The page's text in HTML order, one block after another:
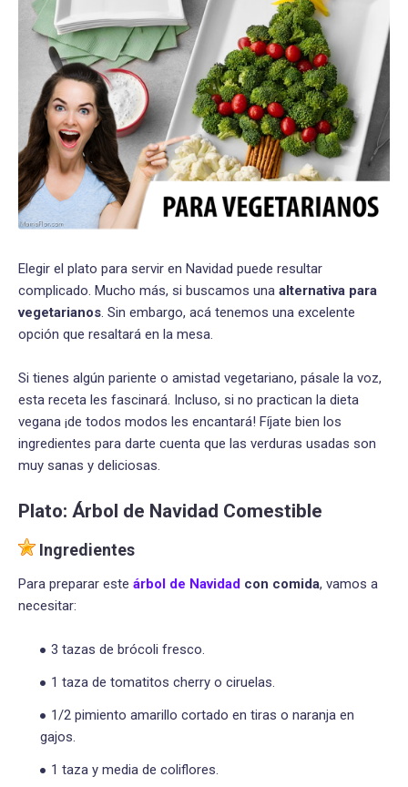
Elegir el plato para servir en Navidad puede resultar
complicado. Mucho más, si buscamos una alternativa para
vegetarianos. Sin embargo, acá tenemos una excelente
opción que resaltará en la mesa.
Si tienes algún pariente o amistad vegetariano, pásale la voz,
esta receta les fascinará. Incluso, si no practican la dieta
vegana ¡de todos modos les encantará! Fíjate bien los
ingredientes para darte cuenta que las verduras usadas son
muy sanas y deliciosas.
Plato: Árbol de Navidad Comestible
Ingredientes
Para preparar este árbol de Navidad con comida, vamos a
necesitar:
3 tazas de brócoli fresco.
1 taza de tomatitos cherry o ciruelas.
1/2 pimiento amarillo cortado en tiras o naranja en
gajos.
1 taza y media de coliflores.